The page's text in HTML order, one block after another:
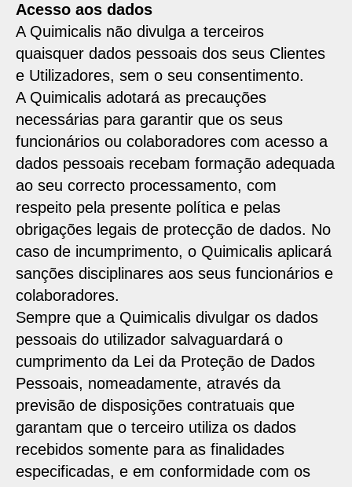
Acesso aos dados
A Quimicalis não divulga a terceiros
quaisquer dados pessoais dos seus Clientes
e Utilizadores, sem o seu consentimento.
A Quimicalis adotará as precauções
necessárias para garantir que os seus
funcionários ou colaboradores com acesso a
dados pessoais recebam formação adequada
ao seu correcto processamento, com
respeito pela presente política e pelas
obrigações legais de protecção de dados. No
caso de incumprimento, o Quimicalis aplicará
sanções disciplinares aos seus funcionários e
colaboradores.
Sempre que a Quimicalis divulgar os dados
pessoais do utilizador salvaguardará o
cumprimento da Lei da Proteção de Dados
Pessoais, nomeadamente, através da
previsão de disposições contratuais que
garantam que o terceiro utiliza os dados
recebidos somente para as finalidades
especificadas, e em conformidade com os